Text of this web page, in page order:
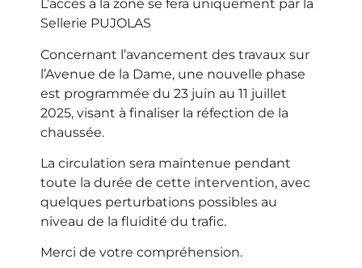
L’accès à la zone se fera uniquement par la
Sellerie PUJOLAS
Concernant l’avancement des travaux sur
l’Avenue de la Dame, une nouvelle phase
est programmée du 23 juin au 11 juillet
2025, visant à finaliser la réfection de la
chaussée.
La circulation sera maintenue pendant
toute la durée de cette intervention, avec
quelques perturbations possibles au
niveau de la fluidité du trafic.
Merci de votre compréhension.